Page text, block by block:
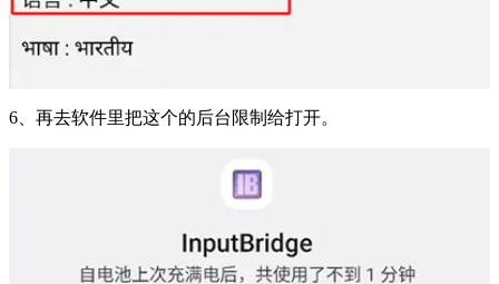
6、再去软件里把这个的后台限制给打开。